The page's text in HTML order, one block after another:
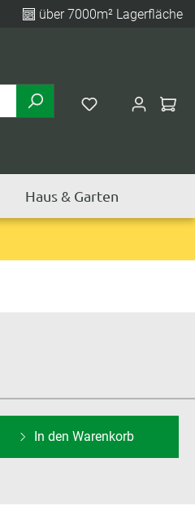
über 7000m² Lagerfläche
Haus & Garten
In den Warenkorb